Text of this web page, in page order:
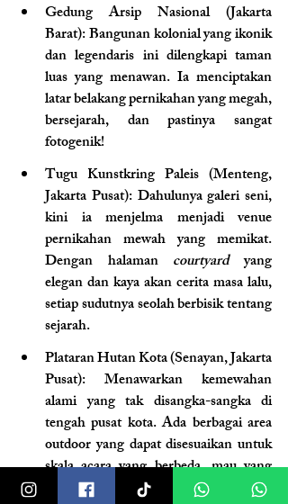
Gedung Arsip Nasional (Jakarta
Barat): Bangunan kolonial yang ikonik
dan legendaris ini dilengkapi taman
luas yang menawan. Ia menciptakan
latar belakang pernikahan yang megah,
bersejarah, dan pastinya sangat
fotogenik!
Tugu Kunstkring Paleis (Menteng,
Jakarta Pusat): Dahulunya galeri seni,
kini ia menjelma menjadi venue
pernikahan mewah yang memikat.
Dengan halaman courtyard yang
elegan dan kaya akan cerita masa lalu,
setiap sudutnya seolah berbisik tentang
sejarah.
Plataran Hutan Kota (Senayan, Jakarta
Pusat): Menawarkan kemewahan
alami yang tak disangka-sangka di
tengah pusat kota. Ada berbagai area
outdoor yang dapat disesuaikan untuk
skala acara yang berbeda, mau yang
intim atau besar, bisa semua!